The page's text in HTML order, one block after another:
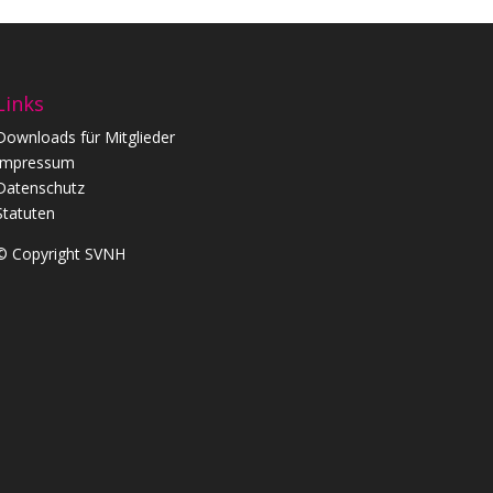
für Mitglieder
Copyright SVNH